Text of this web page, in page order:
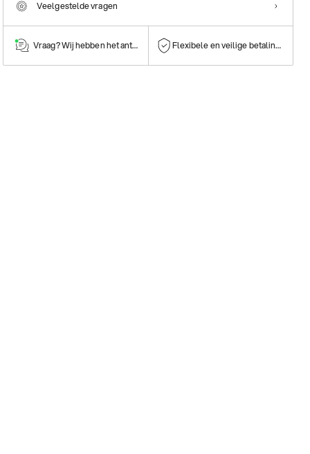
Veelgestelde vragen
Vraag? Wij hebben het antwoord! Flexibele en veilige betalingen